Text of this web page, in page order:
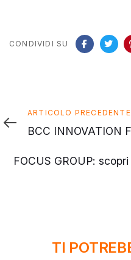
CONDIVIDI SU
Articolo
precedente
ARTICOLO PRECEDENTE
BCC INNOVATION
successivo
FOCUS GROUP:
TI